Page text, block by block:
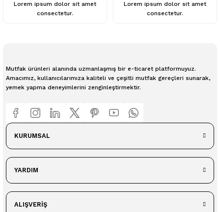
Lorem ipsum dolor sit amet
consectetur.
Lorem ipsum dolor sit amet
consectetur.
Mutfak ürünleri alanında uzmanlaşmış bir e-ticaret platformuyuz.
Amacımız, kullanıcılarımıza kaliteli ve çeşitli mutfak gereçleri sunarak,
yemek yapma deneyimlerini zenginleştirmektir.
KURUMSAL
YARDIM
ALIŞVERİŞ